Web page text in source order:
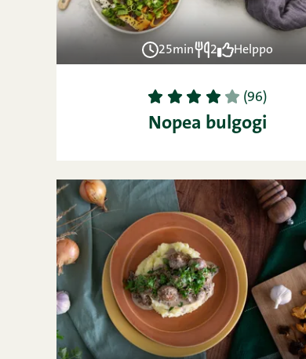
25min 2 Helppo
1 2 3 4 5 (96)
Nopea bulgogi